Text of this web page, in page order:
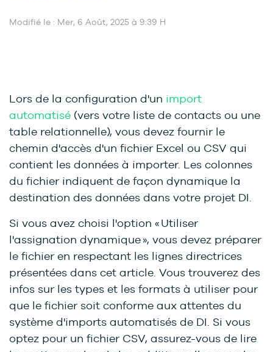
Modifié le : Mer, 6 Août, 2025 à 9:39 H
Lors de la configuration d'un import
automatisé (vers votre liste de contacts ou une
table relationnelle), vous devez fournir le
chemin d'accès d'un fichier Excel ou CSV qui
contient les données à importer. Les colonnes
du fichier indiquent de façon dynamique la
destination des données dans votre projet DI.
Si vous avez choisi l'option « Utiliser
l'assignation dynamique », vous devez préparer
le fichier en respectant les lignes directrices
présentées dans cet article. Vous trouverez des
infos sur les types et les formats à utiliser pour
que le fichier soit conforme aux attentes du
système d'imports automatisés de DI. Si vous
optez pour un fichier CSV, assurez-vous de lire